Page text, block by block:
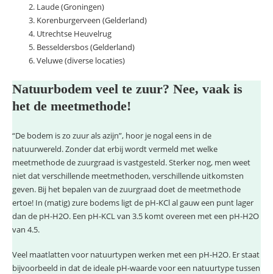
Laude (Groningen)
Korenburgerveen (Gelderland)
Utrechtse Heuvelrug
Besseldersbos (Gelderland)
Veluwe (diverse locaties)
Natuurbodem veel te zuur? Nee, vaak is
het de meetmethode!
“De bodem is zo zuur als azijn”, hoor je nogal eens in de
natuurwereld. Zonder dat erbij wordt vermeld met welke
meetmethode de zuurgraad is vastgesteld. Sterker nog, men weet
niet dat verschillende meetmethoden, verschillende uitkomsten
geven. Bij het bepalen van de zuurgraad doet de meetmethode
ertoe! In (matig) zure bodems ligt de pH-KCl al gauw een punt lager
dan de pH-H2O. Een pH-KCL van 3.5 komt overeen met een pH-H2O
van 4.5.
Veel maatlatten voor natuurtypen werken met een pH-H2O. Er staat
bijvoorbeeld in dat de ideale pH-waarde voor een natuurtype tussen